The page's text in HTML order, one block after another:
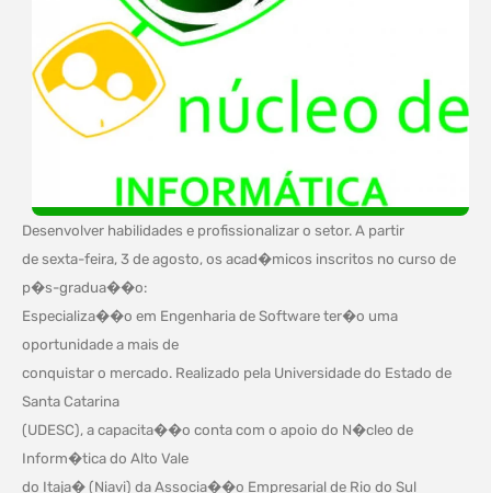
Desenvolver habilidades e profissionalizar o setor. A partir
de sexta-feira, 3 de agosto, os acad�micos inscritos no curso de
p�s-gradua��o:
Especializa��o em Engenharia de Software ter�o uma
oportunidade a mais de
conquistar o mercado. Realizado pela Universidade do Estado de
Santa Catarina
(UDESC), a capacita��o conta com o apoio do N�cleo de
Inform�tica do Alto Vale
do Itaja� (Niavi) da Associa��o Empresarial de Rio do Sul